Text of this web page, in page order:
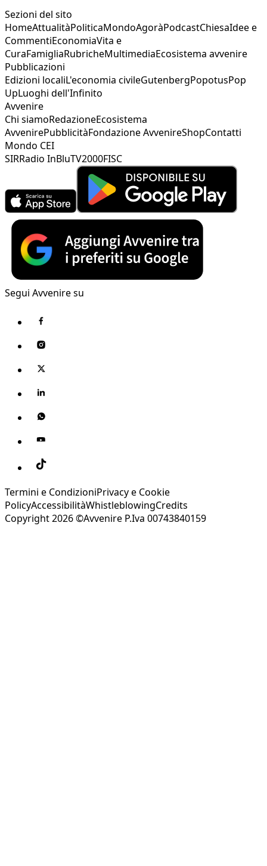
Sezioni del sito
HomeAttualitàPoliticaMondoAgoràPodcastChiesaIdee e
CommentiEconomiaVita e
CuraFamigliaRubricheMultimediaEcosistema avvenire
Pubblicazioni
Edizioni localiL'economia civileGutenbergPopotusPop
UpLuoghi dell'Infinito
Avvenire
Chi siamoRedazioneEcosistema
AvvenirePubblicitàFondazione AvvenireShopContatti
Mondo CEI
SIRRadio InBluTV2000FISC
Segui Avvenire su
Termini e CondizioniPrivacy e Cookie
PolicyAccessibilitàWhistleblowingCredits
Copyright 2026 ©Avvenire P.Iva 00743840159